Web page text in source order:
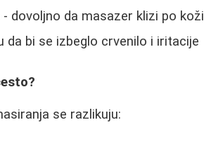
dovoljno da masazer klizi po koži
da bi se izbeglo crvenilo i iritacije
se razlikuju: